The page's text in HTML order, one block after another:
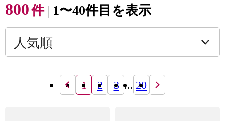
800件 1〜40件目を表示
1 2 3 ... 20